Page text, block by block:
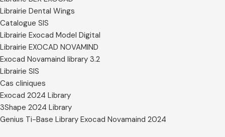
Librairie Dental Wings
Catalogue SIS
Librairie Exocad Model Digital
Librairie EXOCAD NOVAMIND
Exocad Novamaind library 3.2
Librairie SIS
Cas cliniques
Exocad 2024 Library
3Shape 2024 Library
Genius Ti-Base Library Exocad Novamaind 2024